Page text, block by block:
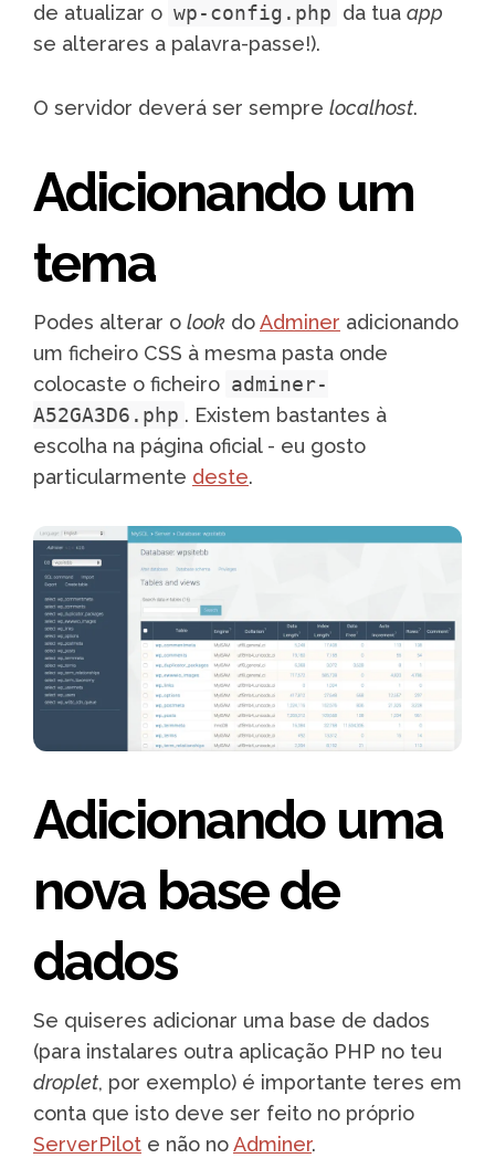
de atualizar o wp-config.php da tua app
se alterares a palavra-passe!).
O servidor deverá ser sempre localhost.
Adicionando um
tema
Podes alterar o look doAdminer adicionando
um ficheiro CSS à mesma pasta onde
colocaste o ficheiro adminer-
A52GA3D6.php . Existem bastantes à
escolha na página oficial - eu gosto
particularmente deste.
Adicionando uma
nova base de
dados
Se quiseres adicionar uma base de dados
(para instalares outra aplicação PHP no teu
droplet, por exemplo) é importante teres em
conta que isto deve ser feito no próprio
ServerPilot e não noAdminer.